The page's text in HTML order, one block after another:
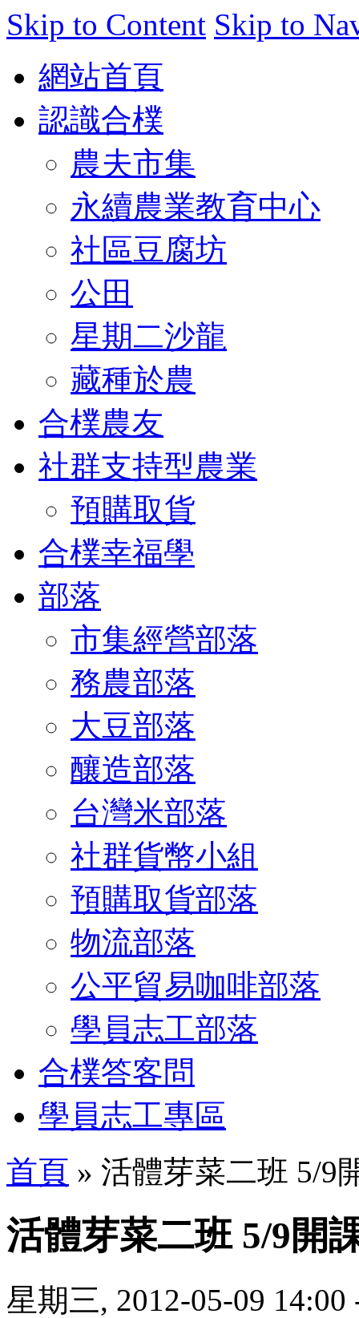
Skip to Content Skip to
網站首頁
認識合樸
農夫市集
永續農業教育中心
社區豆腐坊
公田
星期二沙龍
藏種於農
合樸農友
社群支持型農業
預購取貨
合樸幸福學
部落
市集經營部落
務農部落
大豆部落
釀造部落
台灣米部落
社群貨幣小組
預購取貨部落
物流部落
公平貿易咖啡部落
學員志工部落
合樸答客問
學員志工專區
首頁 » 活體芽菜二班 5/9
活體芽菜二班 5/9開
星期三, 2012-05-09 14:00